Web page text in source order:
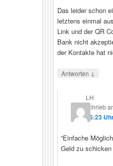
Das leider schon
letztens einmal
Link und der QR
Bank nicht
der Kontakte hat
Antworten ↓
LH
schrieb
15:23
“Einfache
Geld zu schicken